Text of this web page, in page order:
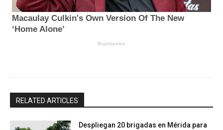
RELATED ARTICLES
Despliegan 20 brigadas en Mérida para